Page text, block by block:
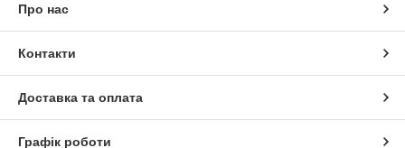
Про нас
Контакти
Доставка та оплата
Графік роботи